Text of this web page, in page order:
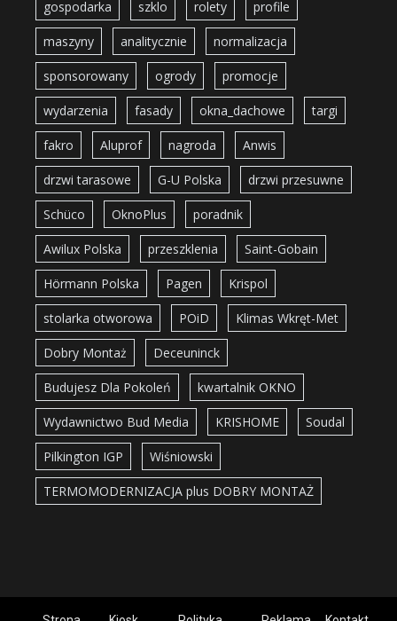
gospodarka szklo rolety profile
maszyny analitycznie normalizacja
sponsorowany ogrody promocje
wydarzenia fasady okna_dachowe targi
fakro Aluprof nagroda Anwis
drzwi tarasowe G-U Polska drzwi przesuwne
Schüco OknoPlus poradnik
Awilux Polska przeszklenia Saint-Gobain
Hörmann Polska Pagen Krispol
stolarka otworowa POiD Klimas Wkręt-Met
Dobry Montaż Deceuninck
Budujesz Dla Pokoleń kwartalnik OKNO
Wydawnictwo Bud Media KRISHOME Soudal
Pilkington IGP Wiśniowski
TERMOMODERNIZACJA plus DOBRY MONTAŻ